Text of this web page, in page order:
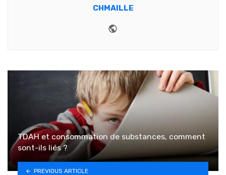
CHMAILLE
TDAH et consommation de substances, comment
sont-ils liés ?
PREVIOUS ARTICLE